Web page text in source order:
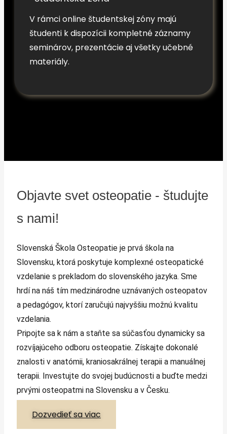
V rámci online študentskej zóny majú
študenti k dispozícii kompletné záznamy
seminárov, prezentácie aj všetky učebné
materiály.
Objavte svet osteopatie - študujte
s nami!
Slovenská Škola Osteopatie je prvá škola na
Slovensku, ktorá poskytuje komplexné osteopatické
vzdelanie s prekladom do slovenského jazyka. Sme
hrdí na náš tím medzinárodne uznávaných osteopatov
a pedagógov, ktorí zaručujú najvyššiu možnú kvalitu
vzdelania.
Pripojte sa k nám a staňte sa súčasťou dynamicky sa
rozvíjajúceho odboru osteopatie. Získajte dokonalé
znalosti v anatómii, kraniosakrálnej terapii a manuálnej
terapii. Investujte do svojej budúcnosti a buďte medzi
prvými osteopatmi na Slovensku a v Česku.
Dozvedieť sa viac